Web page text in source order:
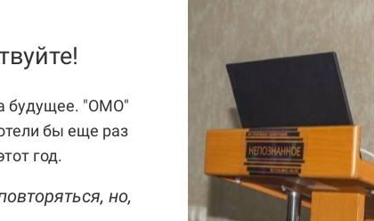
будущее. "ОМО"
бы еще раз
год.
но,